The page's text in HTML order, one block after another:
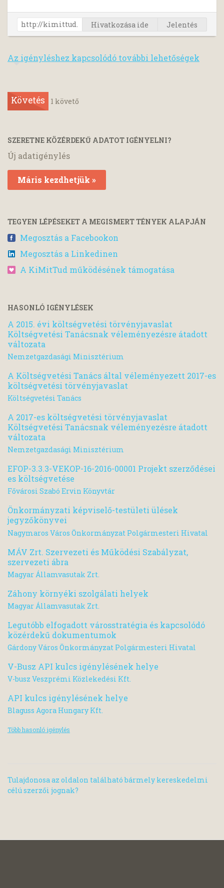
Hivatkozása ide Jelentés
Az igényléshez kapcsolódó további lehetőségek
Követés 1 követő
SZERETNE KÖZÉRDEKŰ ADATOT IGÉNYELNI?
Új adatigénylés
Máris kezdhetjük »
TEGYEN LÉPÉSEKET A MEGISMERT TÉNYEK ALAPJÁN
Megosztás a Facebookon
Megosztás a Linkedinen
A KiMitTud működésének támogatása
HASONLÓ IGÉNYLÉSEK
A 2015. évi költségvetési törvényjavaslat
Költségvetési Tanácsnak véleményezésre átadott
változata
Nemzetgazdasági Minisztérium
A Költségvetési Tanács által véleményezett 2017-es
költségvetési törvényjavaslat
Költségvetési Tanács
A 2017-es költségvetési törvényjavaslat
Költségvetési Tanácsnak véleményezésre átadott
változata
Nemzetgazdasági Minisztérium
EFOP-3.3.3-VEKOP-16-2016-00001 Projekt szerződései
es költségvetése
Fővárosi Szabó Ervin Könyvtár
Önkormányzati képviselő-testületi ülések
jegyzőkönyvei
Nagymaros Város Önkormányzat Polgármesteri Hivatal
MÁV Zrt. Szervezeti és Működési Szabályzat,
szervezeti ábra
Magyar Államvasutak Zrt.
Záhony környéki szolgálati helyek
Magyar Államvasutak Zrt.
Legutóbb elfogadott városstratégia és kapcsolódó
közérdekű dokumentumok
Gárdony Város Önkormányzat Polgármesteri Hivatal
V-Busz API kulcs igénylésének helye
V-busz Veszprémi Közlekedési Kft.
API kulcs igénylésének helye
Blaguss Agora Hungary Kft.
Több hasonló igénylés
Tulajdonosa az oldalon található bármely kereskedelmi
célú szerzői jognak?